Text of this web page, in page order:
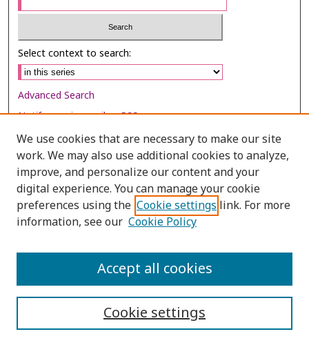
Select context to search:
Advanced Search
Notify me via email orRSS
Browse
Collections
Disciplines
Authors
We use cookies that are necessary to make our site
work. We may also use additional cookies to analyze,
improve, and personalize our content and your
digital experience. You can manage your cookie
preferences using the Cookie settings link. For more
information, see our Cookie Policy
Cookie settings
Accept all cookies